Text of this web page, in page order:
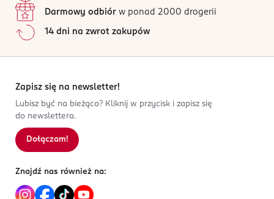
Darmowy odbiór w ponad 2000 drogerii
14 dni na zwrot zakupów
Zapisz się na newsletter!
Lubisz być na bieżąco? Kliknij w przycisk i zapisz się
do newslettera.
Dołączam!
Znajdź nas również na: